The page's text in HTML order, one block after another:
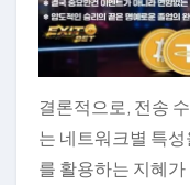
결론적으로, 전송
는 네트워크별 특
를 활용하는 지혜